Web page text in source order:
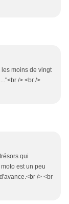
les moins de vingt
/> <br />
qui
est un peu
/> <br